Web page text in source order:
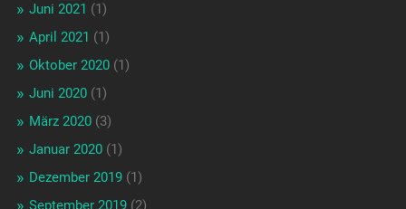
Juni 2021 (1)
April 2021 (1)
Oktober 2020(1)
Juni 2020(1)
März 2020(3)
Januar 2020(1)
Dezember 2019(1)
September 2019(2)